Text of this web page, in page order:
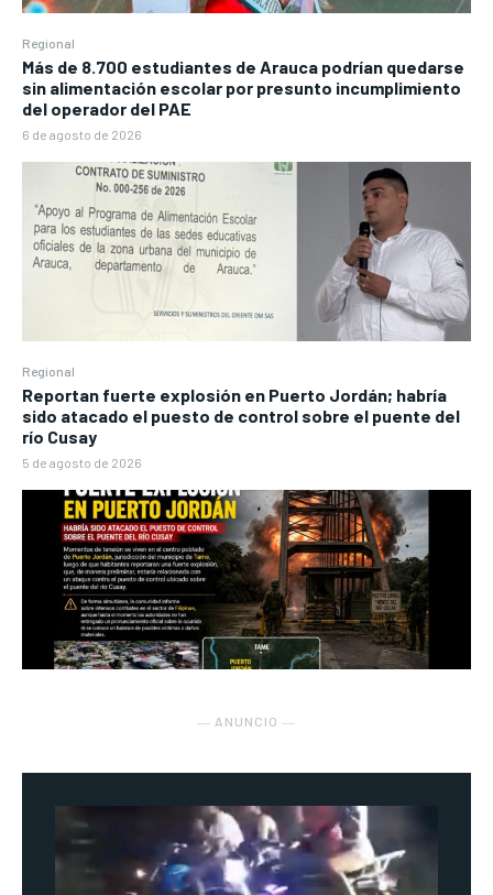
Regional
Más de 8.700 estudiantes de Arauca podrían quedarse
sin alimentación escolar por presunto incumplimiento
del operador del PAE
6 de agosto de 2026
Regional
Reportan fuerte explosión en Puerto Jordán; habría
sido atacado el puesto de control sobre el puente del
río Cusay
5 de agosto de 2026
― ANUNCIO ―